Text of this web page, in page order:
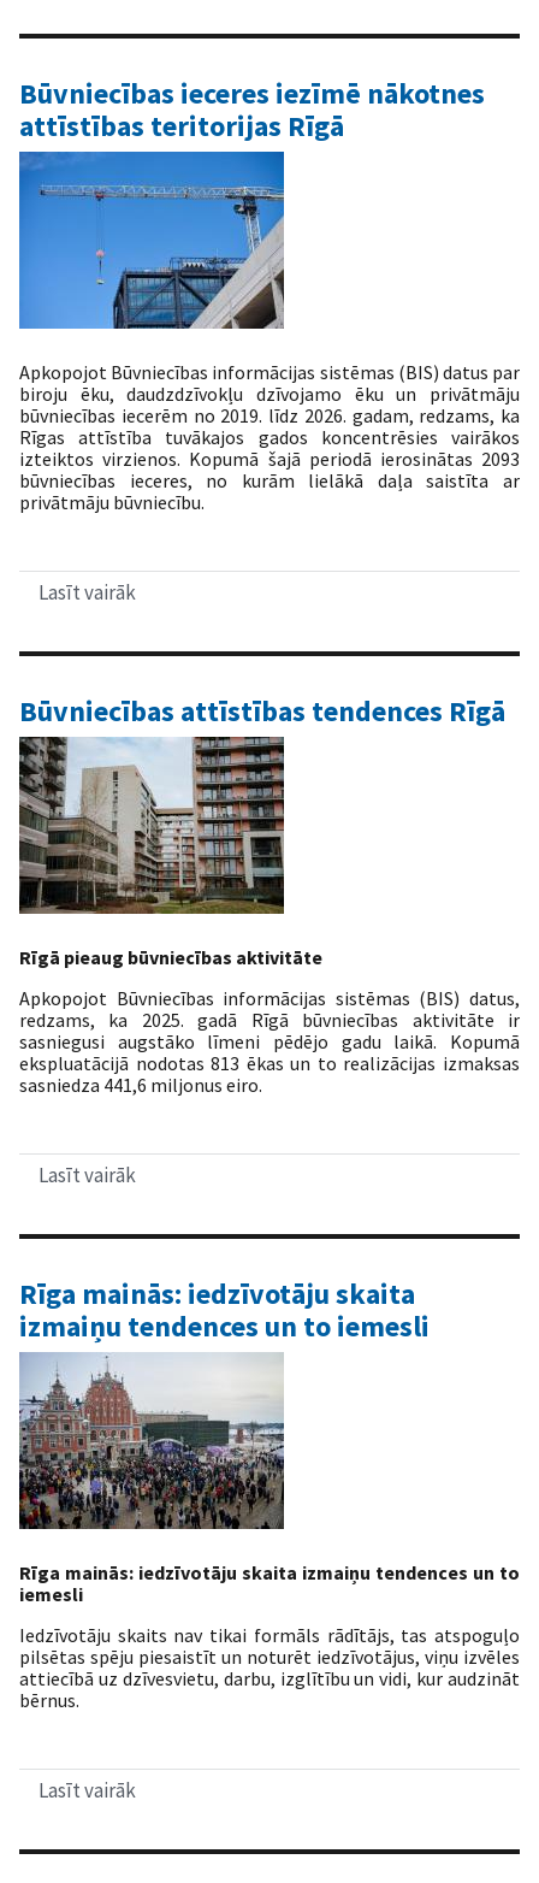
jaunu
plānošanas
posmu
Būvniecības ieceres iezīmē nākotnes
attīstības teritorijas Rīgā
Apkopojot Būvniecības informācijas sistēmas (BIS) datus par
biroju ēku, daudzdzīvokļu dzīvojamo ēku un privātmāju
būvniecības iecerēm no 2019. līdz 2026. gadam, redzams, ka
Rīgas attīstība tuvākajos gados koncentrēsies vairākos
izteiktos virzienos. Kopumā šajā periodā ierosinātas 2093
būvniecības ieceres, no kurām lielākā daļa saistīta ar
privātmāju būvniecību.
Lasīt vairāk
iezīmē
attīstības
teritorijas
Rīgā
Būvniecības attīstības tendences Rīgā
Rīgā pieaug būvniecības aktivitāte
Apkopojot Būvniecības informācijas sistēmas (BIS) datus,
redzams, ka 2025. gadā Rīgā būvniecības aktivitāte ir
sasniegusi augstāko līmeni pēdējo gadu laikā. Kopumā
ekspluatācijā nodotas 813 ēkas un to realizācijas izmaksas
sasniedza 441,6 miljonus eiro.
Lasīt vairāk
tendences
Rīga mainās: iedzīvotāju skaita
izmaiņu tendences un to iemesli
Rīga mainās: iedzīvotāju skaita izmaiņu tendences un to
iemesli
Iedzīvotāju skaits nav tikai formāls rādītājs, tas atspoguļo
pilsētas spēju piesaistīt un noturēt iedzīvotājus, viņu izvēles
attiecībā uz dzīvesvietu, darbu, izglītību un vidi, kur audzināt
bērnus.
Lasīt vairāk
iedzīvotāju